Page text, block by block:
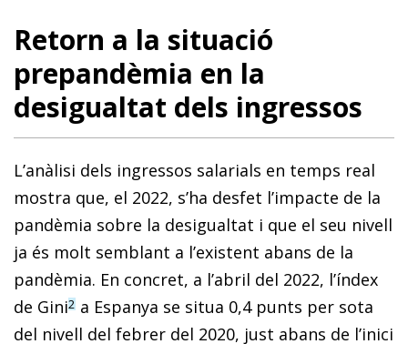
Retorn a la situació
prepandèmia en la
desigualtat dels ingressos
L’anàlisi dels ingressos salarials en temps real
mostra que, el 2022, s’ha desfet l’impacte de la
pandèmia sobre la desigualtat i que el seu nivell
ja és molt semblant a l’existent abans de la
pandèmia. En concret, a l’abril del 2022, l’índex
de Gini2 a Espanya se situa 0,4 punts per sota
del nivell del febrer del 2020, just abans de l’inici